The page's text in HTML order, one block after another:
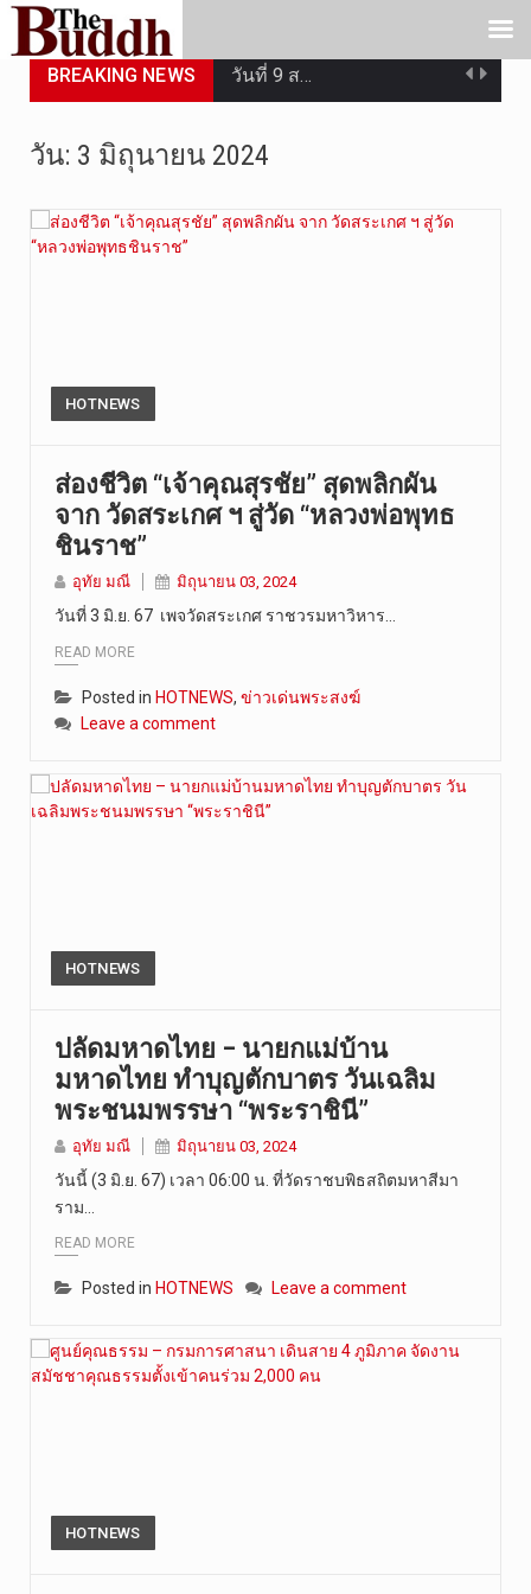
BREAKING NEWS
วันที่ 9 ส…
วันศุกร์ที…
วันที่ 7 ส…
วัดสระเกศ …
วัน: 3 มิถุนายน 2024
HOTNEWS
ส่องชีวิต “เจ้าคุณสุรชัย” สุดพลิกผัน
จาก วัดสระเกศ ฯ สู่วัด “หลวงพ่อพุทธ
ชินราช”
อุทัย มณี มิถุนายน 03, 2024
วันที่ 3 มิ.ย. 67 เพจวัดสระเกศ ราชวรมหาวิหาร…
READ MORE
Posted in HOTNEWS, ข่าวเด่นพระสงฆ์
Leave a comment
HOTNEWS
ปลัดมหาดไทย – นายกแม่บ้าน
มหาดไทย ทำบุญตักบาตร วันเฉลิม
พระชนมพรรษา “พระราชินี”
อุทัย มณี มิถุนายน 03, 2024
วันนี้ (3 มิ.ย. 67) เวลา 06:00 น. ที่วัดราชบพิธสถิตมหาสีมา
ราม…
READ MORE
Posted in HOTNEWS Leave a comment
HOTNEWS